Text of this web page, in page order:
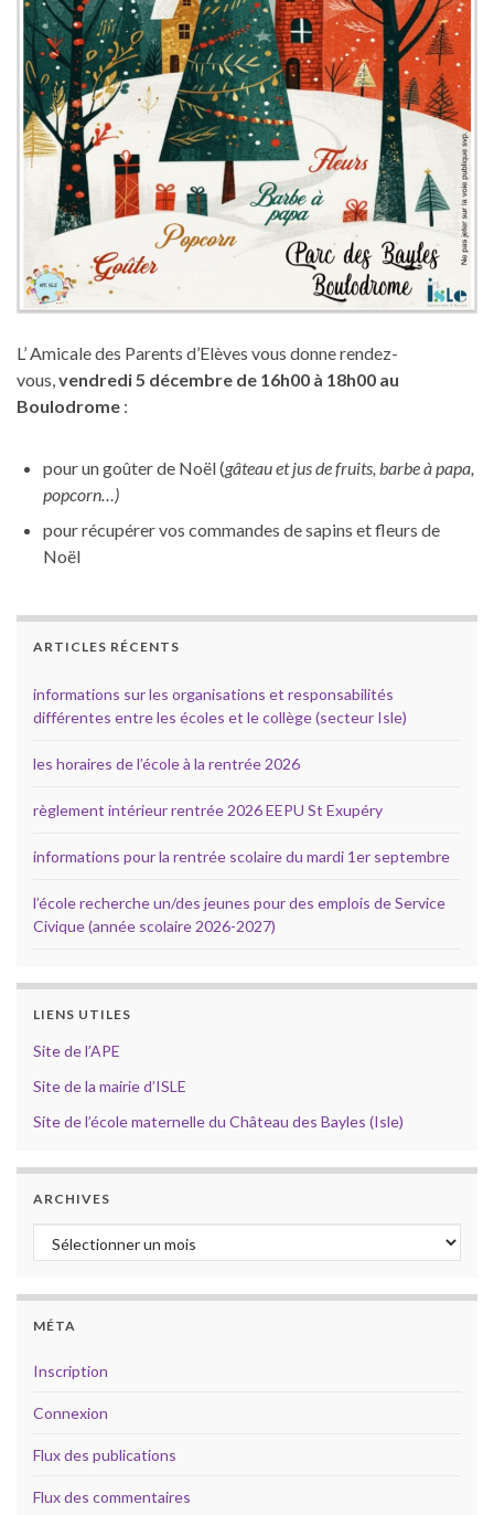
L’ Amicale des Parents d’Elèves vous donne rendez-
vous,vendredi 5 décembre de 16h00 à 18h00 au
Boulodrome :
pour un goûter de Noël (gâteau et jus de fruits, barbe à papa,
popcorn…)
pour récupérer vos commandes de sapins et fleurs de
Noël
ARTICLES RÉCENTS
informations sur les organisations et responsabilités
différentes entre les écoles et le collège (secteur Isle)
les horaires de l’école à la rentrée 2026
règlement intérieur rentrée 2026 EEPU St Exupéry
informations pour la rentrée scolaire du mardi 1er septembre
l’école recherche un/des jeunes pour des emplois de Service
Civique (année scolaire 2026-2027)
LIENS UTILES
Site de l’APE
Site de la mairie d’ISLE
Site de l’école maternelle du Château des Bayles (Isle)
ARCHIVES
Archives
MÉTA
Inscription
Connexion
Flux des publications
Flux des commentaires